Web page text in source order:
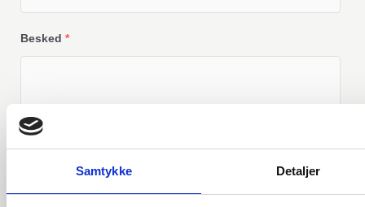
Samtykke Detaljer
Besked *